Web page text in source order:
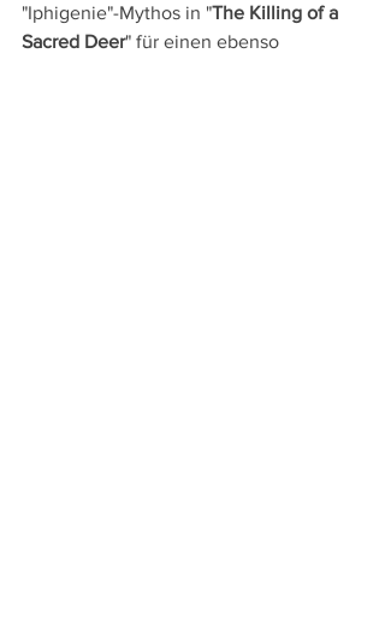
"Iphigenie"-Mythos in "The Killing of a
Sacred Deer" für einen ebenso